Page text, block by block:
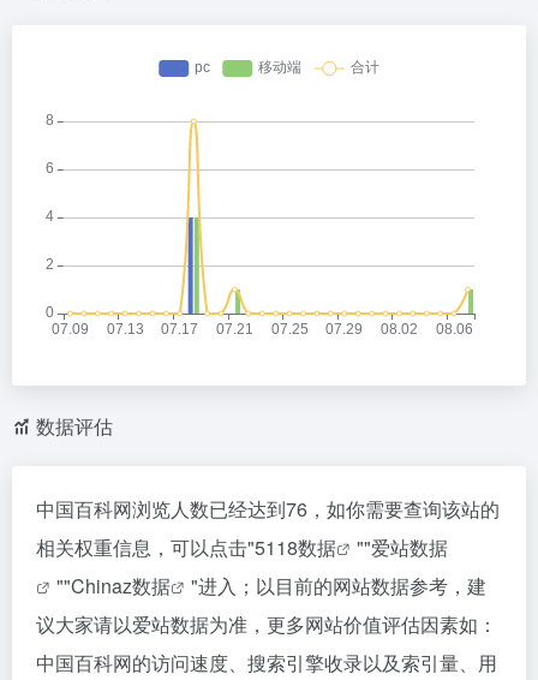
数据评估
中国百科网浏览人数已经达到76，如你需要查询该站的
相关权重信息，可以点击"5118数据 ""爱站数据
""Chinaz数据
"进入；以目前的网站数据参考，建
议大家请以爱站数据为准，更多网站价值评估因素如：
中国百科网的访问速度、搜索引擎收录以及索引量、用